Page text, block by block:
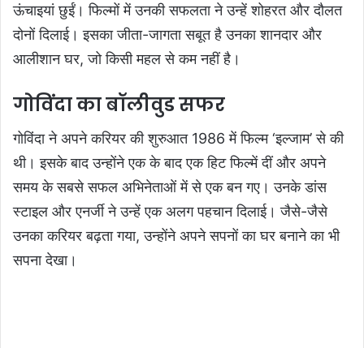
ऊंचाइयां छुईं। फिल्मों में उनकी सफलता ने उन्हें शोहरत और दौलत
दोनों दिलाई। इसका जीता-जागता सबूत है उनका शानदार और
आलीशान घर, जो किसी महल से कम नहीं है।
गोविंदा का बॉलीवुड सफर
गोविंदा ने अपने करियर की शुरुआत 1986 में फिल्म ‘इल्जाम’ से की
थी। इसके बाद उन्होंने एक के बाद एक हिट फिल्में दीं और अपने
समय के सबसे सफल अभिनेताओं में से एक बन गए। उनके डांस
स्टाइल और एनर्जी ने उन्हें एक अलग पहचान दिलाई। जैसे-जैसे
उनका करियर बढ़ता गया, उन्होंने अपने सपनों का घर बनाने का भी
सपना देखा।